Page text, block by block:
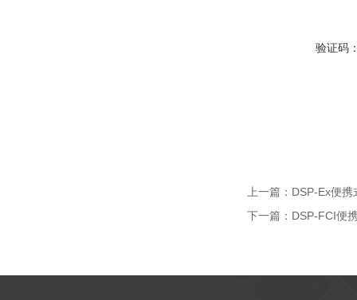
验证码
上一篇： DSP-Ex便
下一篇： DSP-FCI便